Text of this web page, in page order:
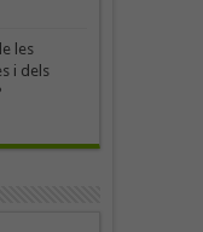
les
i dels